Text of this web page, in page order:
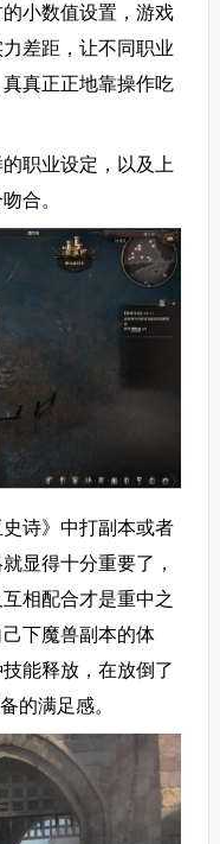
小数值设置，游戏
差距，让不同职业
真正正地靠操作吃
职业设定，以及上
合。
诗》中打副本或者
显得十分重要了，
相配合才是重中之
下魔兽副本的体
能释放，在放倒了
的满足感。